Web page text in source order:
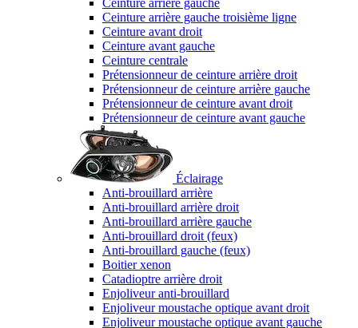
Ceinture arrière gauche
Ceinture arrière gauche troisième ligne
Ceinture avant droit
Ceinture avant gauche
Ceinture centrale
Prétensionneur de ceinture arrière droit
Prétensionneur de ceinture arrière gauche
Prétensionneur de ceinture avant droit
Prétensionneur de ceinture avant gauche
Éclairage
Anti-brouillard arrière
Anti-brouillard arrière droit
Anti-brouillard arrière gauche
Anti-brouillard droit (feux)
Anti-brouillard gauche (feux)
Boitier xenon
Catadioptre arrière droit
Enjoliveur anti-brouillard
Enjoliveur moustache optique avant droit
Enjoliveur moustache optique avant gauche